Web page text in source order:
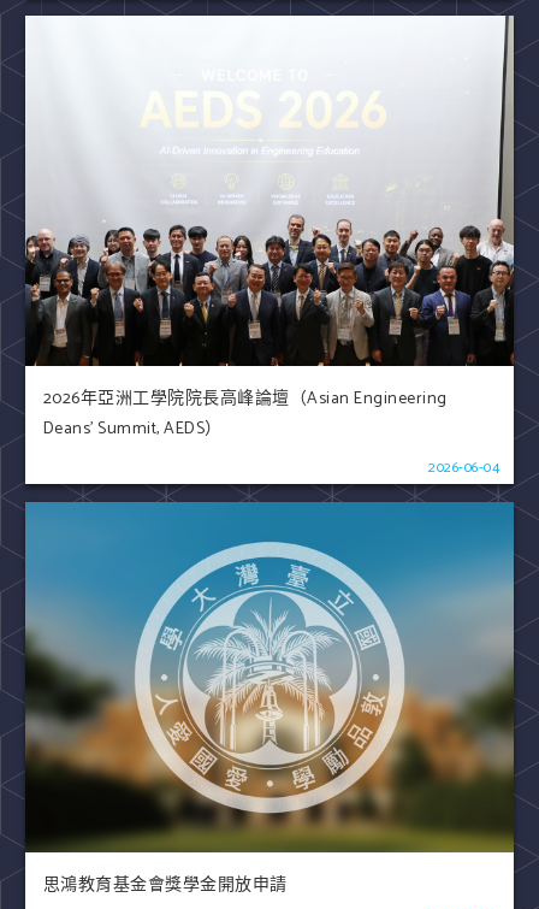
2026年亞洲工學院院長高峰論壇（Asian Engineering
Deans' Summit, AEDS）
2026-06-04
思鴻教育基金會獎學金開放申請